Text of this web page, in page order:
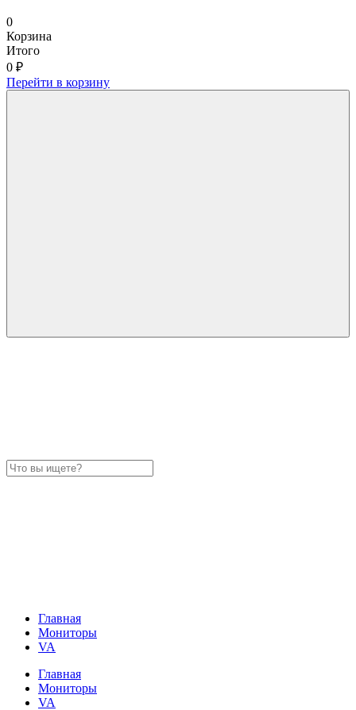
0
Корзина
Итого
0 ₽
Перейти в корзину
Главная
Мониторы
VA
Главная
Мониторы
VA